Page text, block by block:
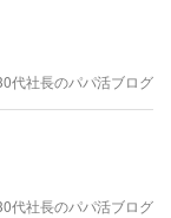
代社長のパパ活ブログ
代社長のパパ活ブログ